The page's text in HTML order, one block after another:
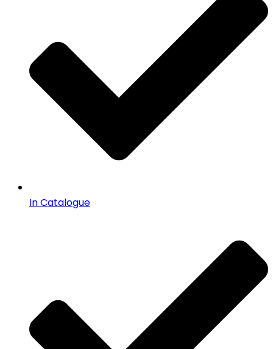
In Catalogue